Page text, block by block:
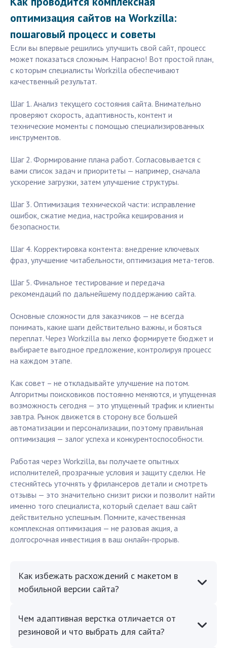
оптимизация сайтов на Workzilla:
пошаговый процесс и советы
Если вы впервые решились улучшить свой сайт, процесс
может показаться сложным. Напрасно! Вот простой план,
с которым специалисты Workzilla обеспечивают
качественный результат.
Шаг 1. Анализ текущего состояния сайта. Внимательно
проверяют скорость, адаптивность, контент и
технические моменты с помощью специализированных
инструментов.
Шаг 2. Формирование плана работ. Согласовывается с
вами список задач и приоритеты — например, сначала
ускорение загрузки, затем улучшение структуры.
Шаг 3. Оптимизация технической части: исправление
ошибок, сжатие медиа, настройка кеширования и
безопасности.
Шаг 4. Корректировка контента: внедрение ключевых
фраз, улучшение читабельности, оптимизация мета-тегов.
Шаг 5. Финальное тестирование и передача
рекомендаций по дальнейшему поддержанию сайта.
Основные сложности для заказчиков — не всегда
понимать, какие шаги действительно важны, и бояться
переплат. Через Workzilla вы легко формируете бюджет и
выбираете выгодное предложение, контролируя процесс
на каждом этапе.
Как совет – не откладывайте улучшение на потом.
Алгоритмы поисковиков постоянно меняются, и упущенная
возможность сегодня — это упущенный трафик и клиенты
завтра. Рынок движется в сторону все большей
автоматизации и персонализации, поэтому правильная
оптимизация — залог успеха и конкурентоспособности.
Работая через Workzilla, вы получаете опытных
исполнителей, прозрачные условия и защиту сделки. Не
стесняйтесь уточнять у фрилансеров детали и смотреть
отзывы — это значительно снизит риски и позволит найти
именно того специалиста, который сделает ваш сайт
действительно успешным. Помните, качественная
комплексная оптимизация — не разовая акция, а
долгосрочная инвестиция в ваш онлайн-прорыв.
Как избежать расхождений с макетом в
мобильной версии сайта?
Чем адаптивная верстка отличается от
резиновой и что выбрать для сайта?